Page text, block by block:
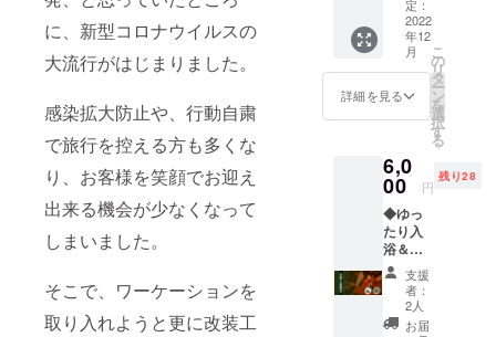
に、新型コロナウイルスの
大流行がはじまりました。
感染拡大防止や、行動自粛
で旅行を控える方も多くな
り、お客様を笑顔でお迎え
出来る機会が少なくなって
しまいました。
そこで、ワーケーションを
取り入れようと更に改装工
クスレ
ター ②
オリジ
ナル手
ぬぐい
③扇や
ポスト
（明治
時代の
扇やの
写真の
ハガキ
です）
※画像は
イメー
ジです
※お届け
定：
2022
年12
月
詳細を見る
こ
の
リ
タ
ー
ン
を
選
択
す
る
6,0
00 円
残り28
◆ゆっ
たり入
浴＆女
将とお
茶会
【リ
ターン
支援
者：
2人
お届